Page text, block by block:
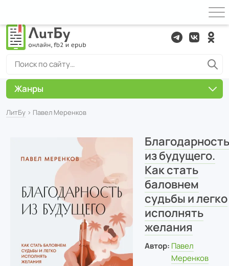
ЛитБу › Павел Меренков
Благодарность
из будущего.
Как стать
баловнем
судьбы и легко
исполнять
желания
Автор: Павел
Меренков
Жанры